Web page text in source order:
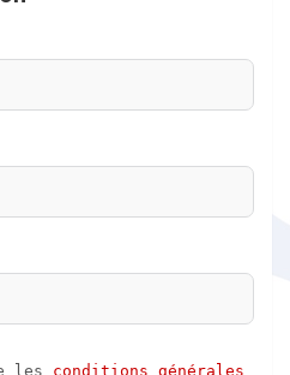
les conditions générales